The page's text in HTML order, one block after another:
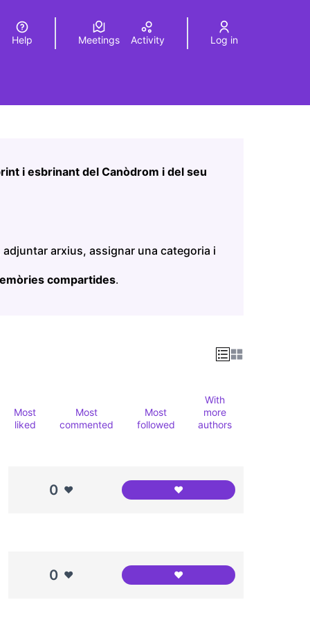
Elegir el idiomaChoose language
Help Meetings Activity Log in
i esbrinant del Canòdrom i del seu
arxius, assignar una categoria i
compartides.
Most
liked
Most
commented
Most
followed
With
more
authors
0 ❤️ ❤️Balança amb la que
0 ❤️ ❤️Canòdrom Meridiana